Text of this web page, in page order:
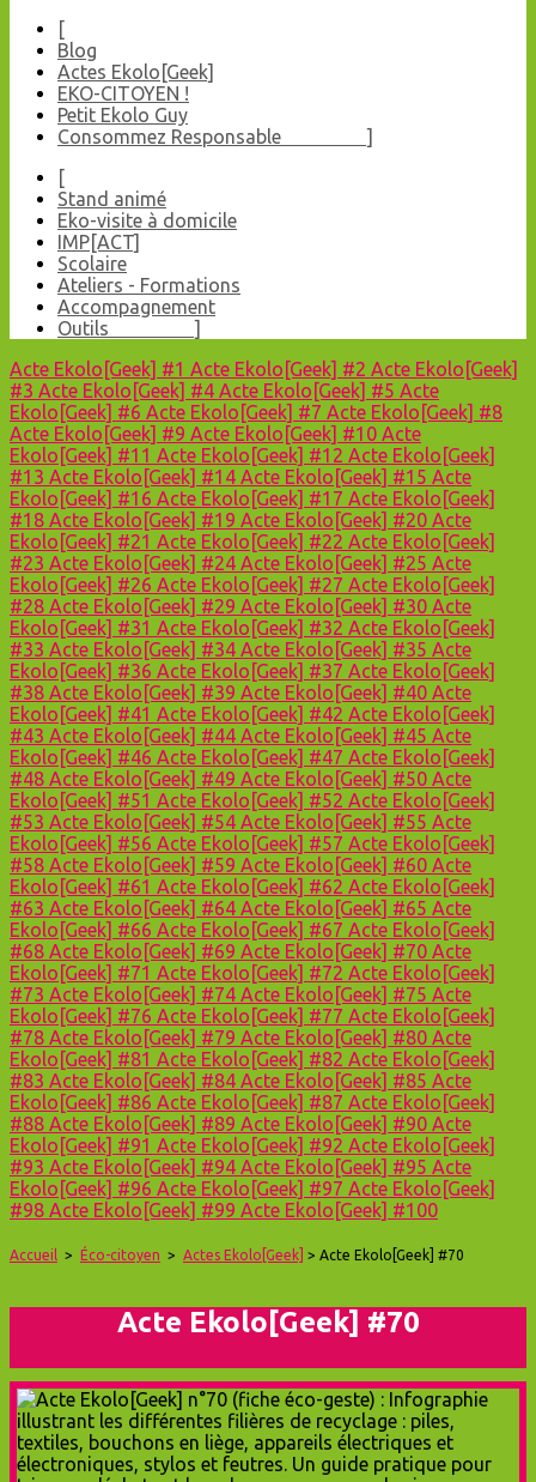
[
Blog
Actes Ekolo[Geek]
EKO-CITOYEN !
Petit Ekolo Guy
Consommez Responsable ]
[
Stand animé
Eko-visite à domicile
IMP[ACT]
Scolaire
Ateliers - Formations
Accompagnement
Outils ]
Acte Ekolo[Geek] #1 Acte Ekolo[Geek] #2 Acte Ekolo[Geek]
#3 Acte Ekolo[Geek] #4 Acte Ekolo[Geek] #5 Acte
Ekolo[Geek] #6 Acte Ekolo[Geek] #7 Acte Ekolo[Geek] #8
Acte Ekolo[Geek] #9 Acte Ekolo[Geek] #10 Acte
Ekolo[Geek] #11 Acte Ekolo[Geek] #12 Acte Ekolo[Geek]
#13 Acte Ekolo[Geek] #14 Acte Ekolo[Geek] #15 Acte
Ekolo[Geek] #16 Acte Ekolo[Geek] #17 Acte Ekolo[Geek]
#18 Acte Ekolo[Geek] #19 Acte Ekolo[Geek] #20 Acte
Ekolo[Geek] #21 Acte Ekolo[Geek] #22 Acte Ekolo[Geek]
#23 Acte Ekolo[Geek] #24 Acte Ekolo[Geek] #25 Acte
Ekolo[Geek] #26 Acte Ekolo[Geek] #27 Acte Ekolo[Geek]
#28 Acte Ekolo[Geek] #29 Acte Ekolo[Geek] #30 Acte
Ekolo[Geek] #31 Acte Ekolo[Geek] #32 Acte Ekolo[Geek]
#33 Acte Ekolo[Geek] #34 Acte Ekolo[Geek] #35 Acte
Ekolo[Geek] #36 Acte Ekolo[Geek] #37 Acte Ekolo[Geek]
#38 Acte Ekolo[Geek] #39 Acte Ekolo[Geek] #40 Acte
Ekolo[Geek] #41 Acte Ekolo[Geek] #42 Acte Ekolo[Geek]
#43 Acte Ekolo[Geek] #44 Acte Ekolo[Geek] #45 Acte
Ekolo[Geek] #46 Acte Ekolo[Geek] #47 Acte Ekolo[Geek]
#48 Acte Ekolo[Geek] #49 Acte Ekolo[Geek] #50 Acte
Ekolo[Geek] #51 Acte Ekolo[Geek] #52 Acte Ekolo[Geek]
#53 Acte Ekolo[Geek] #54 Acte Ekolo[Geek] #55 Acte
Ekolo[Geek] #56 Acte Ekolo[Geek] #57 Acte Ekolo[Geek]
#58 Acte Ekolo[Geek] #59 Acte Ekolo[Geek] #60 Acte
Ekolo[Geek] #61 Acte Ekolo[Geek] #62 Acte Ekolo[Geek]
#63 Acte Ekolo[Geek] #64 Acte Ekolo[Geek] #65 Acte
Ekolo[Geek] #66 Acte Ekolo[Geek] #67 Acte Ekolo[Geek]
#68 Acte Ekolo[Geek] #69 Acte Ekolo[Geek] #70 Acte
Ekolo[Geek] #71 Acte Ekolo[Geek] #72 Acte Ekolo[Geek]
#73 Acte Ekolo[Geek] #74 Acte Ekolo[Geek] #75 Acte
Ekolo[Geek] #76 Acte Ekolo[Geek] #77 Acte Ekolo[Geek]
#78 Acte Ekolo[Geek] #79 Acte Ekolo[Geek] #80 Acte
Ekolo[Geek] #81 Acte Ekolo[Geek] #82 Acte Ekolo[Geek]
#83 Acte Ekolo[Geek] #84 Acte Ekolo[Geek] #85 Acte
Ekolo[Geek] #86 Acte Ekolo[Geek] #87 Acte Ekolo[Geek]
#88 Acte Ekolo[Geek] #89 Acte Ekolo[Geek] #90 Acte
Ekolo[Geek] #91 Acte Ekolo[Geek] #92 Acte Ekolo[Geek]
#93 Acte Ekolo[Geek] #94 Acte Ekolo[Geek] #95 Acte
Ekolo[Geek] #96 Acte Ekolo[Geek] #97 Acte Ekolo[Geek]
#98 Acte Ekolo[Geek] #99 Acte Ekolo[Geek] #100
Accueil > Éco-citoyen > Actes Ekolo[Geek] > Acte Ekolo[Geek] #70
Acte Ekolo[Geek] #70